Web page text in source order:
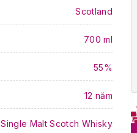
Scotland
700 ml
55%
12 năm
Single Malt Scotch Whisky